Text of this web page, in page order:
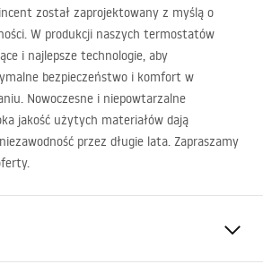
został zaprojektowany z myślą o
W produkcji naszych termostatów
i najlepsze technologie, aby
bezpieczeństwo i komfort w
Nowoczesne i niepowtarzalne
jakość użytych materiałów dają
przez długie lata. Zapraszamy